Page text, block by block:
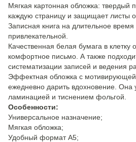
Мягкая картонная обложка: твердый
каждую страницу и защищает листы
Записная книга на длительное время
привлекательной.
Качественная белая бумага в клетку
комфортное письмо. А также
систематизации записей и ведения
Эффектная обложка с
ежедневно дарить вдохновение. Она
ламинацией и тиснением фольгой.
Особенности:
Универсальное назначение;
Мягкая обложка;
Удобный формат А5;